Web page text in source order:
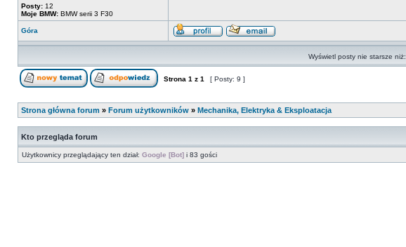
Posty: 12
Moje BMW: BMW serii 3 F30
Góra
Wyświetl posty nie starsze niż:
Strona 1 z 1 [ Posty: 9 ]
Strona główna forum » Forum użytkowników » Mechanika, Elektryka & Eksploatacja
Kto przegląda forum
Użytkownicy przeglądający ten dział: Google [Bot] i 83 gości